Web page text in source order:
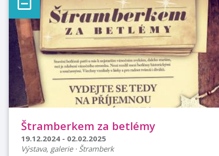
Štramberkem za betlémy
19.12.2024 - 02.02.2025
Výstava, galerie · Štramberk